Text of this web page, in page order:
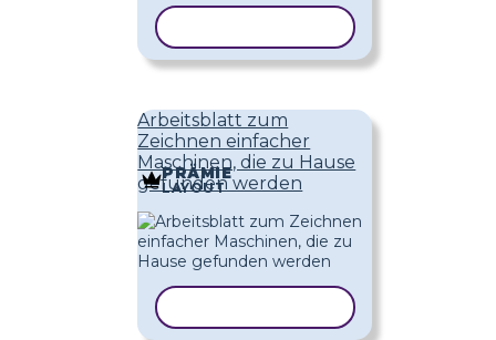
Arbeitsblatt zum
Zeichnen einfacher
Maschinen, die zu Hause
gefunden werden
PRÄMIE
LAYOUT